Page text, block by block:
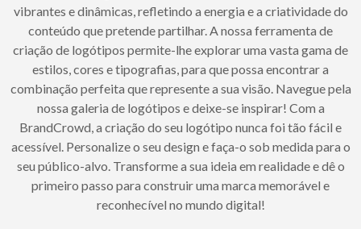
vibrantes e dinâmicas, refletindo a energia e a criatividade do
conteúdo que pretende partilhar. A nossa ferramenta de
criação de logótipos permite-lhe explorar uma vasta gama de
estilos, cores e tipografias, para que possa encontrar a
combinação perfeita que represente a sua visão. Navegue pela
nossa galeria de logótipos e deixe-se inspirar! Com a
BrandCrowd, a criação do seu logótipo nunca foi tão fácil e
acessível. Personalize o seu design e faça-o sob medida para o
seu público-alvo. Transforme a sua ideia em realidade e dê o
primeiro passo para construir uma marca memorável e
reconhecível no mundo digital!